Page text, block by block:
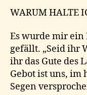
WARUM HALTE
Es wurde mir ein
gefällt. „Seid ihr
ihr das Gute des
Gebot ist uns, im
Segen